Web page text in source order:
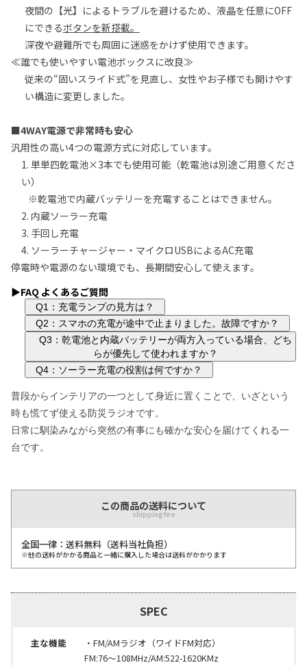
夜間の【光】によるトラブルを避けるため、液晶を任意にOFF
にできるボタンを新搭載。
深夜や避難所でも周囲に迷惑をかけず使用できます。
≪誰でも使いやすい電池ボックスに改良≫
従来の“固いスライド式”を見直し、女性やお子様でも開けやす
い構造に変更しました。
■4WAY電源で非常時も安心
汎用性の高い4つの電源方式に対応しています。
1. 単単四乾電池×3本でも使用可能（乾電池は別途ご用意くださ
い）
※乾電池で内蔵バッテリーを充電することはできません。
2. 内蔵ソーラー充電
3. 手回し充電
4. ソーラーチャージャー・マイクロUSBによるAC充電
停電時や電源のない環境でも、長期間安心して使えます。
▶FAQ よくあるご質問
Q1：充電ランプの見方は？
Q2：スマホの充電が途中で止まりました。故障ですか？
Q3：乾電池と内蔵バッテリーが両方入っている場合、どち
らが優先して使われますか？
Q4：ソーラー充電の役割は何ですか？
普段からインテリアの一つとして身近に置くことで、いざという
時も慌てず使える防災ラジオです。
日常に馴染みながら突然の有事にも確かな安心を届けてくれる一
台です。
この商品の送料について
shipping fee
全国一律：送料無料（送料当社負担）
※他の送料がかかる商品と一緒に購入した場合は送料がかかります
SPEC
主な機能
・FM/AMラジオ（ワイドFM対応）
FM:76～108MHz/AM:522-1620KMz